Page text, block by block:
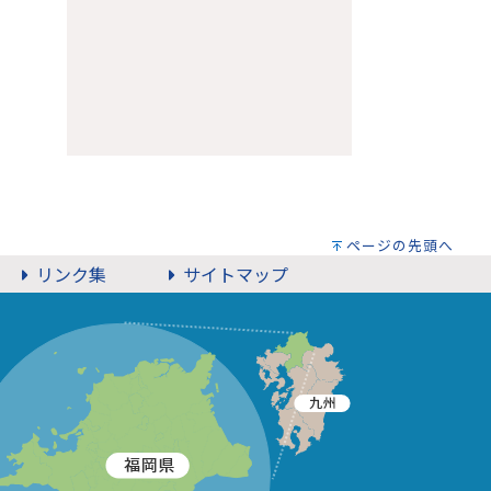
ページの先頭へ
リンク集 サイトマップ